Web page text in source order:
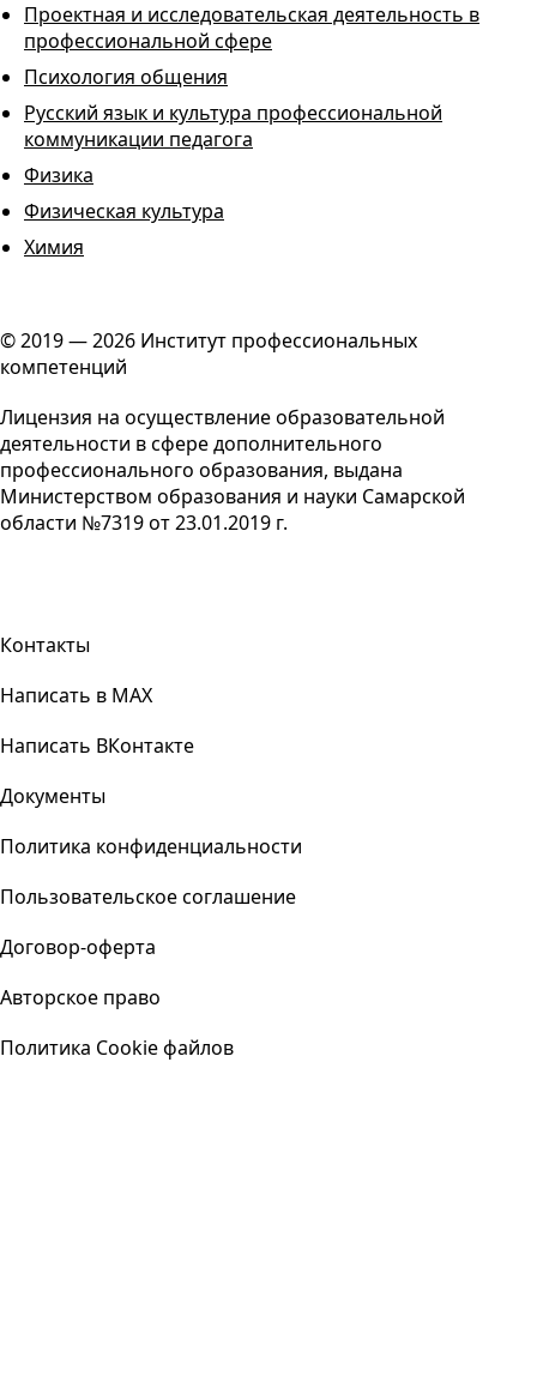
Проектная и исследовательская деятельность в
профессиональной сфере
Психология общения
Русский язык и культура профессиональной
коммуникации педагога
Физика
Физическая культура
Химия
© 2019 — 2026 Институт профессиональных
компетенций
Лицензия на осуществление образовательной
деятельности в сфере дополнительного
профессионального образования, выдана
Министерством образования и науки Самарской
области №7319 от 23.01.2019 г.
Контакты
Написать в MAX
Написать ВКонтакте
Документы
Политика конфиденциальности
Пользовательское соглашение
Договор-оферта
Авторское право
Политика Cookie файлов